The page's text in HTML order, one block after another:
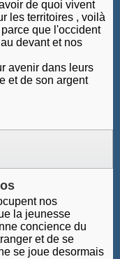
de quoi vivent
les territoires , voilà
que l'occident
devant et nos
avenir dans leurs
et de son argent
nos
la jeunesse
concience du
et de se
se joue desormais